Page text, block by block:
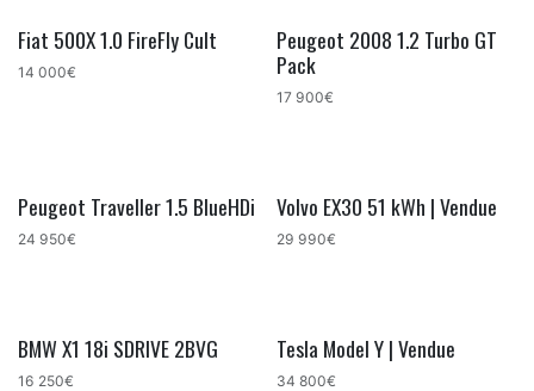
Fiat 500X 1.0 FireFly Cult
14 000€
Peugeot 2008 1.2 Turbo GT
Pack
17 900€
Peugeot Traveller 1.5 BlueHDi
24 950€
Volvo EX30 51 kWh | Vendue
29 990€
BMW X1 18i SDRIVE 2BVG
16 250€
Tesla Model Y | Vendue
34 800€